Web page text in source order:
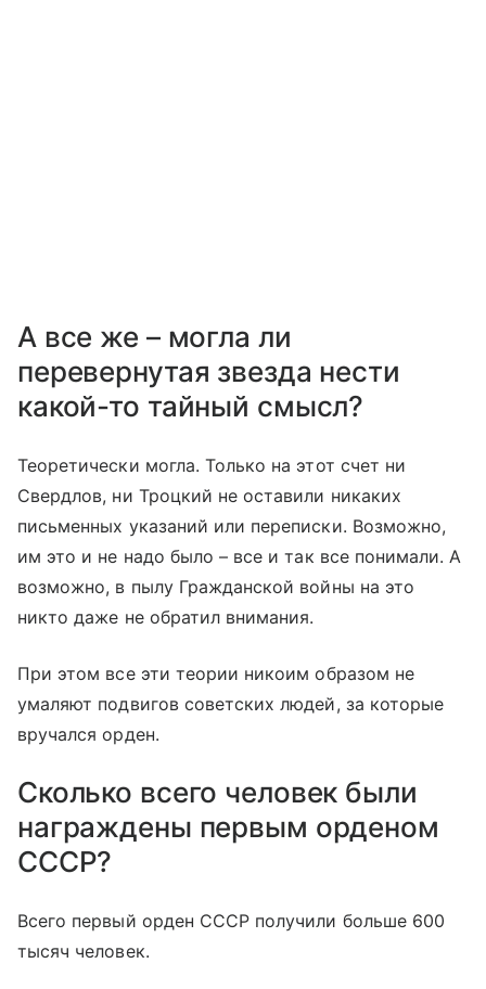
А все же – могла ли
перевернутая звезда нести
какой-то тайный смысл?
Теоретически могла. Только на этот счет ни
Свердлов, ни Троцкий не оставили никаких
письменных указаний или переписки. Возможно,
им это и не надо было – все и так все понимали. А
возможно, в пылу Гражданской войны на это
никто даже не обратил внимания.
При этом все эти теории никоим образом не
умаляют подвигов советских людей, за которые
вручался орден.
Сколько всего человек были
награждены первым орденом
СССР?
Всего первый орден СССР получили больше 600
тысяч человек.